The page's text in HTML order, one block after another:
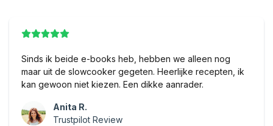
Sinds ik beide e-books heb, hebben we alleen nog
maar uit de slowcooker gegeten. Heerlijke recepten, ik
kan gewoon niet kiezen. Een dikke aanrader.
Anita R.
Trustpilot Review